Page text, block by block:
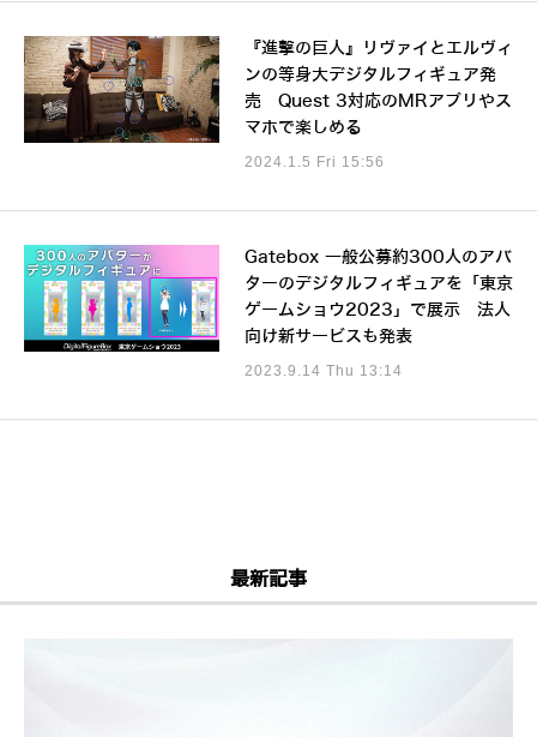
『進撃の巨人』リヴァイとエルヴィ
ンの等身大デジタルフィギュア発
売 Quest 3対応のMRアプリやス
マホで楽しめる
2024.1.5 Fri 15:56
Gatebox 一般公募約300人のアバ
ターのデジタルフィギュアを「東京
ゲームショウ2023」で展示 法人
向け新サービスも発表
2023.9.14 Thu 13:14
最新記事